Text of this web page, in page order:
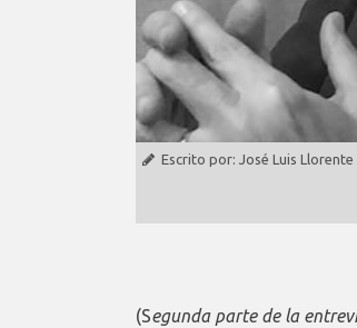
Escrito por: José Luis Llorente
(Segunda parte de la